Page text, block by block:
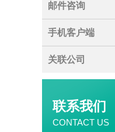
邮件咨询
手机客户端
关联公司
CONTACT US
联系我们